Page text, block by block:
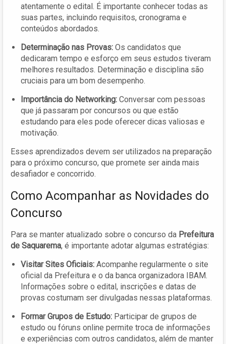
atentamente o edital. É importante conhecer todas as
suas partes, incluindo requisitos, cronograma e
conteúdos abordados.
Determinação nas Provas: Os candidatos que
dedicaram tempo e esforço em seus estudos tiveram
melhores resultados. Determinação e disciplina são
cruciais para um bom desempenho.
Importância do Networking: Conversar com pessoas
que já passaram por concursos ou que estão
estudando para eles pode oferecer dicas valiosas e
motivação.
Esses aprendizados devem ser utilizados na preparação
para o próximo concurso, que promete ser ainda mais
desafiador e concorrido.
Como Acompanhar as Novidades do
Concurso
Para se manter atualizado sobre o concurso da Prefeitura
de Saquarema, é importante adotar algumas estratégias:
Visitar Sites Oficiais: Acompanhe regularmente o site
oficial da Prefeitura e o da banca organizadora IBAM.
Informações sobre o edital, inscrições e datas de
provas costumam ser divulgadas nessas plataformas.
Formar Grupos de Estudo: Participar de grupos de
estudo ou fóruns online permite troca de informações
e experiências com outros candidatos, além de manter